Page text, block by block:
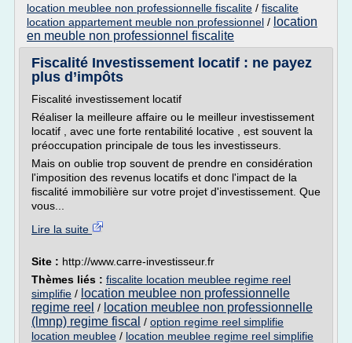
location meublee non professionnelle fiscalite / fiscalite
location appartement meuble non professionnel / location
en meuble non professionnel fiscalite
Fiscalité Investissement locatif : ne payez
plus d’impôts
Fiscalité investissement locatif
Réaliser la meilleure affaire ou le meilleur investissement
locatif , avec une forte rentabilité locative , est souvent la
préoccupation principale de tous les investisseurs.
Mais on oublie trop souvent de prendre en considération
l'imposition des revenus locatifs et donc l'impact de la
fiscalité immobilière sur votre projet d'investissement. Que
vous...
Lire la suite
Site : http://www.carre-investisseur.fr
Thèmes liés : fiscalite location meublee regime reel
simplifie / location meublee non professionnelle
regime reel / location meublee non professionnelle
(lmnp) regime fiscal / option regime reel simplifie
location meublee / location meublee regime reel simplifie